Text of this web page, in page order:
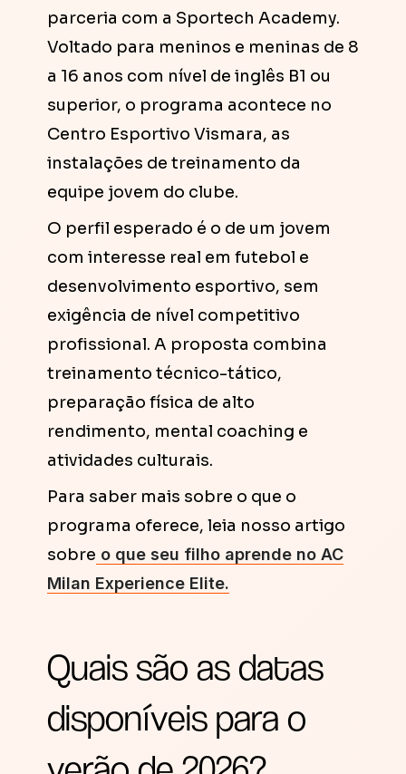
parceria com a Sportech Academy.
Voltado para meninos e meninas de 8
a 16 anos com nível de inglês B1 ou
superior, o programa acontece no
Centro Esportivo Vismara, as
instalações de treinamento da
equipe jovem do clube.
O perfil esperado é o de um jovem
com interesse real em futebol e
desenvolvimento esportivo, sem
exigência de nível competitivo
profissional. A proposta combina
treinamento técnico-tático,
preparação física de alto
rendimento, mental coaching e
atividades culturais.
Para saber mais sobre o que o
programa oferece, leia nosso artigo
sobre o que seu filho aprende no AC
Milan Experience Elite.
Quais são as datas
disponíveis para o